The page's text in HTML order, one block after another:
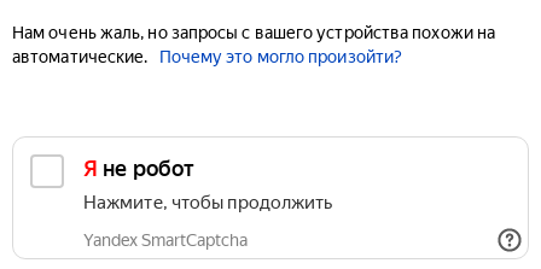
Нам очень жаль, но запросы с вашего устройства похожи на
автоматические.
Почему это могло произойти?
Я не робот
Нажмите, чтобы продолжить
Yandex SmartCaptcha